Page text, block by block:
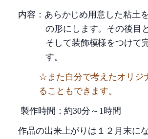
内容：あらかじめ用意した粘土
の形にします。その後目
そして装飾模様をつけて
す。
☆また自分で考えたオリジ
ることもできます。
製作時間：約30分～ 1 時間
作品の出来上がりは１２月末に